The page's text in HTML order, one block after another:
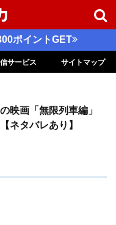
ポイントGET
サービス サイトマップ
映画「無限列車編」
ネタバレあり】